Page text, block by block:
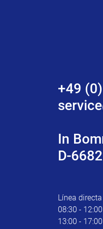
+49
In
D-
Línea
08:30 - 12:00
13:00 - 17:00